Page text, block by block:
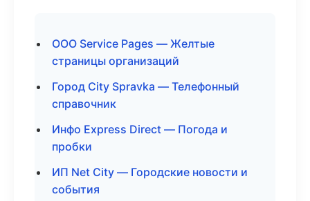
ООО Service Pages — Желтые
страницы организаций
Город City Spravka — Телефонный
справочник
Инфо Express Direct — Погода и
пробки
ИП Net City — Городские новости и
события